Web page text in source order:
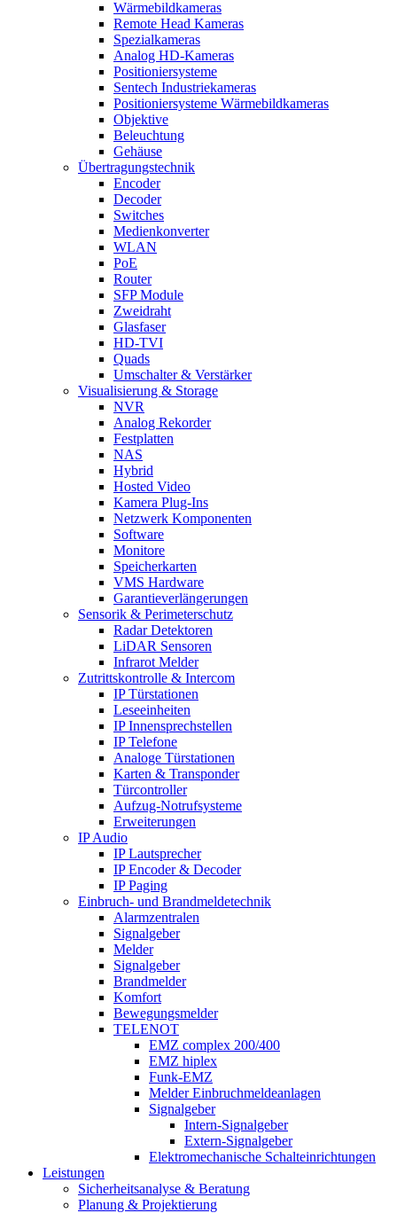
Wärmebildkameras
Remote Head Kameras
Spezialkameras
Analog HD-Kameras
Positioniersysteme
Sentech Industriekameras
Positioniersysteme Wärmebildkameras
Objektive
Beleuchtung
Gehäuse
Übertragungstechnik
Encoder
Decoder
Switches
Medienkonverter
WLAN
PoE
Router
SFP Module
Zweidraht
Glasfaser
HD-TVI
Quads
Umschalter & Verstärker
Visualisierung & Storage
NVR
Analog Rekorder
Festplatten
NAS
Hybrid
Hosted Video
Kamera Plug-Ins
Netzwerk Komponenten
Software
Monitore
Speicherkarten
VMS Hardware
Garantieverlängerungen
Sensorik & Perimeterschutz
Radar Detektoren
LiDAR Sensoren
Infrarot Melder
Zutrittskontrolle & Intercom
IP Türstationen
Leseeinheiten
IP Innensprechstellen
IP Telefone
Analoge Türstationen
Karten & Transponder
Türcontroller
Aufzug-Notrufsysteme
Erweiterungen
IP Audio
IP Lautsprecher
IP Encoder & Decoder
IP Paging
Einbruch- und Brandmeldetechnik
Alarmzentralen
Signalgeber
Melder
Signalgeber
Brandmelder
Komfort
Bewegungsmelder
TELENOT
EMZ complex 200/400
EMZ hiplex
Funk-EMZ
Melder Einbruchmeldeanlagen
Signalgeber
Intern-Signalgeber
Extern-Signalgeber
Elektromechanische Schalteinrichtungen
Leistungen
Sicherheitsanalyse & Beratung
Planung & Projektierung​